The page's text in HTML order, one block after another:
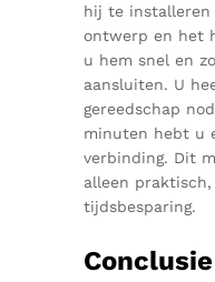
hij te installeren
ontwerp en het
u hem snel en
aansluiten. U
gereedschap
minuten hebt u
verbinding. Dit
alleen
tijdsbesparing.
Conclusie